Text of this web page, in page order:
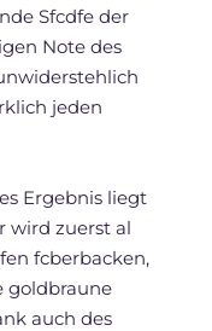
Sfcdfe der
Note des
jeden
Ergebnis liegt
wird zuerst al
fcberbacken,
goldbraune
auch des